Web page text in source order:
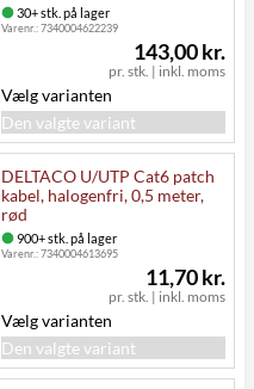
30+ stk. på lager
Varenr.:7340004622239
pr. stk. | inkl. moms
143,00 kr.
Vælg varianten
Den valgte variant
DELTACO U/UTP Cat6 patch
kabel, halogenfri, 0,5 meter,
rød
900+ stk. på lager
Varenr.:7340004613695
pr. stk. | inkl. moms
11,70 kr.
Vælg varianten
Den valgte variant